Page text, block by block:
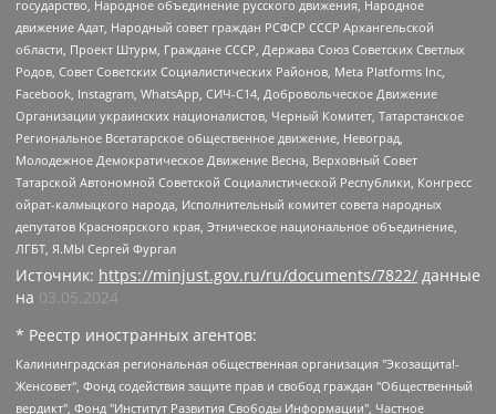
государство, Народное объединение русского движения, Народное
движение Адат, Народный совет граждан РСФСР СССР Архангельской
области, Проект Штурм, Граждане СССР, Держава Союз Советских Светлых
Родов, Совет Советских Социалистических Районов, Meta Platforms Inc,
Facebook, Instagram, WhatsApp, СИЧ-С14, Добровольческое Движение
Организации украинских националистов, Черный Комитет, Татарстанское
Региональное Всетатарское общественное движение, Невоград,
Молодежное Демократическое Движение Весна, Верховный Совет
Татарской Автономной Советской Социалистической Республики, Конгресс
ойрат-калмыцкого народа, Исполнительный комитет совета народных
депутатов Красноярского края, Этническое национальное объединение,
ЛГБТ, Я.МЫ Сергей Фургал
Источник: https://minjust.gov.ru/ru/documents/7822/ данные
на 03.05.2024
* Реестр иностранных агентов:
Калининградская региональная общественная организация "Экозащита!-Женсовет", Фонд содействия защите прав и свобод граждан "Общественный вердикт", Фонд "Институт Развития Свободы Информации", Частное учреждение "Информационное агентство МЕМО. РУ", Региональная общественная организация "Общественная комиссия по сохранению наследия академика Сахарова", Фонд поддержки свободы прессы, Санкт-Петербургская общественная правозащитная организация "Гражданский контроль", Межрегиональная общественная организация "Информационно-просветительский центр "Мемориал", Региональный Фонд "Центр Защиты Прав Средств Массовой Информации", с 05.12.2023 Фонд "Центр Защиты Прав Средств массовой информации", Региональная общественная благотворительная организация помощи беженцам и мигрантам "Гражданское содействие", Негосударственное образовательное учреждение дополнительного профессионального образования (повышение квалификации) специалистов "АКАДЕМИЯ ПО ПРАВАМ ЧЕЛОВЕКА", Свердловская региональная общественная организация "Сутяжник", Автономная некоммерческая организация "Центр независимых социологических исследований", Союз общественных объединений "Российский исследовательский центр по правам человека", Региональное общественное учреждение научно-информационный центр "МЕМОРИАЛ", Некоммерческая организация "Фонд защиты гласности", Автономная некоммерческая организация "Институт прав человека", Городская общественная организация "Екатеринбургское общество "МЕМОРИАЛ", Городская общественная организация "Рязанское историко-просветительское и правозащитное общество "Мемориал" (Рязанский Мемориал), Челябинский региональный орган общественной самодеятельности – женское общественное объединение "Женщины Евразии", Челябинский региональный орган общественной самодеятельности "Уральская правозащитная группа", Фонд содействия защите здоровья и социальной справедливости имени Андрея Рылькова, Автономная Некоммерческая Организация "Аналитический Центр Юрия Левады", Автономная некоммерческая организация социальной поддержки населения "Проект Апрель", Региональная общественная организация помощи женщинам и детям, находящимся в кризисной ситуации "Информационно-методический центр "Анна", Фонд содействия развитию массовых коммуникаций и правовому просвещению "Так-так-Так", Фонд содействия устойчивому развитию "Серебряная тайга", Свердловский региональный общественный фонд социальных проектов "Новое время", "Idel.Реалии", Кавказ.Реалии, Крым.Реалии, Телеканал Настоящее Время, Татаро-башкирская служба Радио Свобода (Azatliq Radiosi), Радио Свободная Европа/Радио Свобода (PCE/PC), "Сибирь.Реалии", "Фактограф", Благотворительный фонд помощи осужденным и их семьям, Автономная некоммерческая организация "Институт глобализации и социальных движений", Фонд "В защиту прав заключенных", Частное учреждение "Центр поддержки и содействия развитию средств массовой информации", Пензенский региональный общественный благотворительный фонд "Гражданский союз", "Север.Реалии", Некоммерческая организация Фонд "Правовая инициатива", Общество с ограниченной ответственностью "Радио Свободная Европа/Радио Свобода", Чешское информационное агентство "MEDIUM-ORIENT", Красноярская региональная общественная организация "Мы против СПИДа", Камалягин Денис Николаевич, Маркелов Сергей Евгеньевич, Пономарев Лев Александрович, Савицкая Людмила Алексеевна, Автономная некоммерческая организация "Центр по работе с проблемой насилия "НАСИЛИЮ.НЕТ", Межрегиональный профессиональный союз работников здравоохранения "Альянс врачей", Юридическое лицо, зарегистрированное в Латвийской Республике, SIA "Medusa Project" (регистрационный номер 40103797863, дата регистрации 10.06.2014), Некоммерческая организация "Фонд по борьбе с коррупцией", Автономная некоммерческая организация "Институт права и публичной политики", Баданин Роман Сергеевич, Гликин Максим Александрович, Железнова Мария Михайловна, Лукьянова Юлия Сергеевна, Маетная Елизавета Витальевна, Маняхин Петр Борисович, Чуракова Ольга Владимировна, Ярош Юлия Петровна, Юридическое лицо "The Insider SIA", зарегистрированное в Риге, Латвийская Республика (дата регистрации 26.06.2015), являющееся администратором доменного имени интернет-издания "The Insider SIA", https://theins.ru, Постернак Алексей Евгеньевич, Рубин Михаил Аркадьевич, Анин Роман Александрович, Юридическое лицо Istories fonds, зарегистрированное в Латвийской Республике (регистрационный номер 50008295751, дата регистрации 24.02.2020), Великовский Дмитрий Александрович, Долинина Ирина Николаевна, Мароховская Алеся Алексеевна, Шлейнов Роман Юрьевич, Шмагун Олеся Валентиновна, Общество с ограниченной ответственностью "Альтаир 2021", Общество с ограниченной ответственностью "Вега 2021", Общество с ограниченной ответственностью "Главный редактор 2021", Общество с ограниченной ответственностью "Ромашки монолит", Важенков Артем Валерьевич, Ивановская областная общественная организация "Центр гендерных исследований", Гурман Юрий Альбертович, Медиапроект "ОВД-Инфо", Егоров Владимир Владимирович, Жилинский Владимир Александрович, Общество с ограниченной ответственностью "ЗП", Иванова София Юрьевна, Карезина Инна Павловна, Кильтау Екатерина Викторовна, Петров Алексей Викторович, Пискунов Сергей Евгеньевич, Смирнов Сергей Сергеевич, Тихонов Михаил Сергеевич, Общество с ограниченной ответственностью "ЖУРНАЛИСТ-ИНОСТРАННЫЙ АГЕНТ", Арапова Галина Юрьевна, Вольтская Татьяна Анатольевна, Американская компания "Mason G.E.S. Anonymous Foundation" (США), являющаяся владельцем интернет-издания https://mnews.world/, Компания "Stichting Bellingcat", зарегистрированная в Нидерландах (дата регистрации 11.07.2018), Захаров Андрей Вячеславович, Клепиковская Екатерина Дмитриевна, Общество с ограниченной ответственностью "МЕМО", Перл Роман Александрович, Симонов Евгений Алексеевич, Соловьева Елена Анатольевна, Сотников Даниил Владимирович, Сурначева Елизавета Дмитриевна, Автономная некоммерческая организация по защите прав человека и информированию населения "Якутия – Наше Мнение", Общество с ограниченной ответственностью "Москоу диджитал медиа", с 26.01.2023 Общество с ограниченной ответственностью "Чайка Белые сады", Ветошкина Валерия Валерьевна, Заговора Максим Александрович, Межрегиональное общественное движение "Российская ЛГБТ - сеть", Оленичев Максим Владимирович, Павлов Иван Юрьевич, Скворцова Елена Сергеевна, Общество с ограниченной ответственностью "Как бы инагент", Кочетков Игорь Викторович, Общество с ограниченной ответственностью "Честные выборы", Еланчик Олег Александрович, Общество с ограниченной ответственностью "Нобелевский призыв", Гималова Регина Эмилевна, Григорьев Андрей Валерьевич, Григорьева Алина Александровна, Ассоциация по содействию защите прав призывников, альтернативнослужащих и военнослужащих "Правозащитная группа "Гражданин.Армия.Право", Хисамова Регина Фаритовна, Автономная некоммерческая организация по реализации социально-правовых программ "Лилит", Дальневосточное общественное движение "Маяк", Санкт-Петербургская ЛГБТ-инициативная группа "Выход", Инициативная группа ЛГБТ+ "Реверс", Алексеев Андрей Викторович, Бекбулатова Таисия Львовна, Беляев Иван Михайлович, Владыкина Елена Сергеевна, Гельман Марат Александрович, Никульшина Вероника Юрьевна, Толоконникова Надежда Андреевна, Шендерович Виктор Анатольевич, Общество с ограниченной ответственностью "Данное сообщение", Общество с ограниченной ответственностью Издательский дом "Новая глава", Айнбиндер Александра Александровна, Московский комьюнити-центр для ЛГБТ+инициатив, Благотворительный фонд развития филантропии, Deutsche Welle (Германия, Kurt-Schumacher-Strasse 3, 53113 Bonn), Борзунова Мария Михайловна, Воробьев Виктор Викторович, Голубева Анна Львовна, Константинова Алла Михайловна, Малкова Ирина Владимировна, Мурадов Мурад Абдулгалимович, Осетинская Елизавета Николаевна, Понасенков Евгений Николаевич, Ганапольский Матвей Юрьевич, Киселев Евгений Алексеевич, Борухович Ирина Григорьевна, Дремин Иван Тимофеевич, Дубровский Дмитрий Викторович, Красноярская региональная общественная организация поддержки и развития альтернативных образовательных технологий и межкультурных коммуникаций "ИНТЕРРА", Маяковская Екатерина Алексеевна, Фейгин Марк Захарович, Филимонов Андрей Викторович, Дзугкоева Регина Николаевна, Доброхотов Роман Александрович, Дудь Юрий Александрович, Елкин Сергей Владимирович, Кругликов Кирилл Игоревич, Сабунаева Мария Леонидовна, Семенов Алексей Владимирович, Шаинян Карен Багратович, Шульман Екатерина Михайловна, Асафьев Артур Валерьевич, Вахштайн Виктор Семенович, Венедиктов Алексей Алексеевич, Лушникова Екатерина Евгеньевна, Волков Леонид Михайлович, Невзоров Александр Глебович, Пархоменко Сергей Борисович, Сироткин Ярослав Николаевич, Кара-Мурза Владимир Владимирович, Баранова Наталья Владимировна, Гозман Леонид Яковлевич, Кагарлицкий Борис Юльевич, Климарев Михаил Валерьевич, Милов Владимир Станиславович, Автономная некоммерческая организация Краснодарский центр современного искусства "Типография", Моргенштерн Алишер Тагирович, Соболь Любовь Эдуардовна, Общество с ограниченной ответственностью "ЛИЗА НОРМ", Каспаров Гарри Кимович, Ходорковский Михаил Борисович, Общество с ограниченной ответственностью "Апрельские тезисы", Данилович Ирина Брониславовна, Кашин Олег Владимирович, Петров Николай Владимирович, Пивоваров Алексей Владимирович, Соколов Михаил Владимирович, Цветкова Юлия Владимировна, Чичваркин Евгений Александрович, Комитет против пыток/Команда против пыток, Общество с ограниченной ответственностью "Первый научный", Общество с ограниченной ответственностью "Вертолет и ко", Белоцерковская Вероника Борисовна, Кац Максим Евгеньевич, Лазарева Татьяна Юрьевна, Шаведдинов Руслан Табризович, Яшин Илья Валерьевич, Общество с ограниченной ответственностью "Иноагент ААВ", Алешковский Дмитрий Петрович, Альбац Евгения Марковна, Быков Дмитрий Львович, Галямина Юлия Евгеньевна, Лойко Сергей Леонидович, Мартынов Кирилл Константинович, Медведев Сергей Александрович, Крашенинников Федор Геннадиевич, Гордеева Катерина Вл